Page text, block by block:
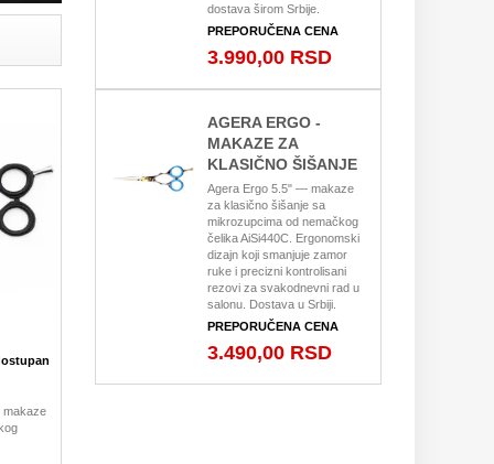
za
sa
dostava širom Srbije.
PREPORUČENA CENA
3.990,00 RSD
AGERA ERGO -
MAKAZE ZA
KLASIČNO ŠIŠANJE
Agera Ergo 5.5" — makaze
za klasično šišanje sa
mikrozupcima od nemačkog
čelika AiSi440C. Ergonomski
dizajn koji smanjuje zamor
ruke i precizni kontrolisani
rezovi za svakodnevni rad u
salonu. Dostava u Srbiji.
PREPORUČENA CENA
3.490,00 RSD